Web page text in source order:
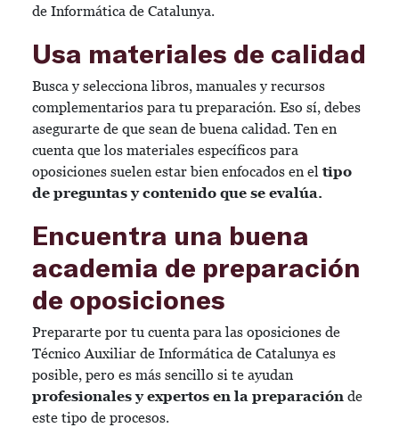
de Informática de Catalunya.
Usa materiales de calidad
Busca y selecciona libros, manuales y recursos
complementarios para tu preparación. Eso sí, debes
asegurarte de que sean de buena calidad. Ten en
cuenta que los materiales específicos para
oposiciones suelen estar bien enfocados en el tipo
de preguntas y contenido que se evalúa.
Encuentra una buena
academia de preparación
de oposiciones
Prepararte por tu cuenta para las oposiciones de
Técnico Auxiliar de Informática de Catalunya es
posible, pero es más sencillo si te ayudan
profesionales y expertos en la preparación de
este tipo de procesos.